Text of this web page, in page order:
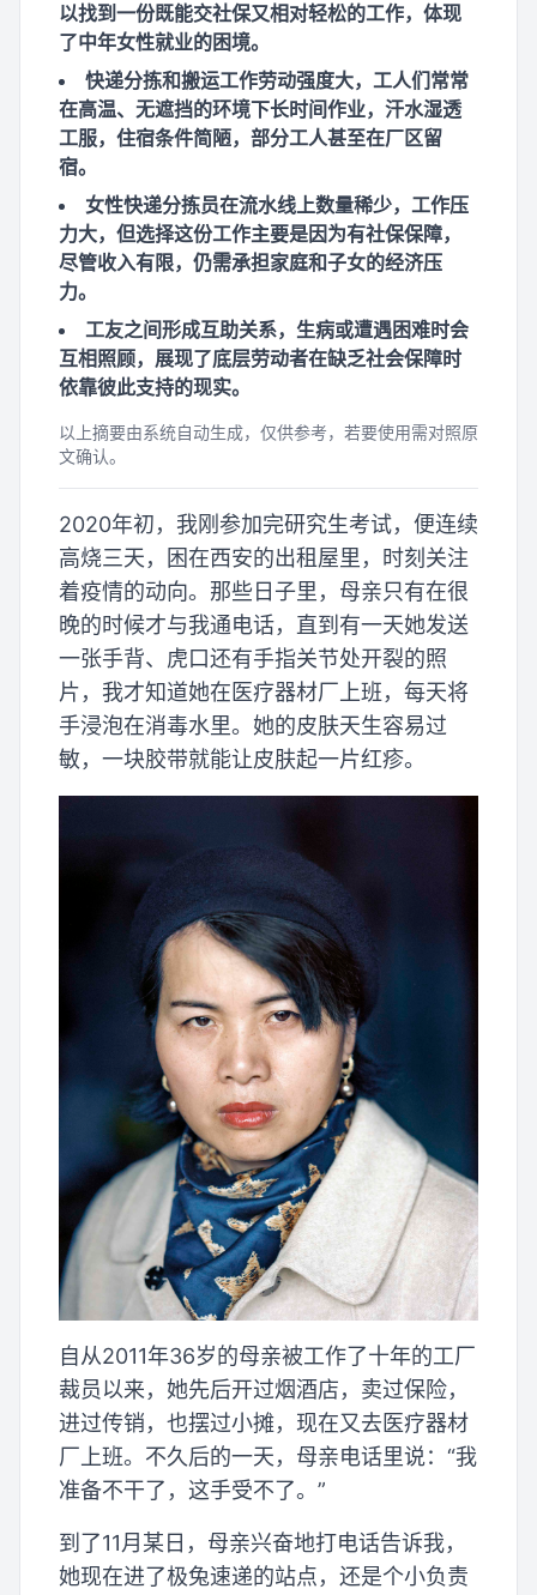
以找到一份既能交社保又相对轻松的工作，体现
了中年女性就业的困境。
快递分拣和搬运工作劳动强度大，工人们常常
在高温、无遮挡的环境下长时间作业，汗水湿透
工服，住宿条件简陋，部分工人甚至在厂区留
宿。
女性快递分拣员在流水线上数量稀少，工作压
力大，但选择这份工作主要是因为有社保保障，
尽管收入有限，仍需承担家庭和子女的经济压
力。
工友之间形成互助关系，生病或遭遇困难时会
互相照顾，展现了底层劳动者在缺乏社会保障时
依靠彼此支持的现实。
以上摘要由系统自动生成，仅供参考，若要使用需对照原
文确认。
2020年初，我刚参加完研究生考试，便连续
高烧三天，困在西安的出租屋里，时刻关注
着疫情的动向。那些日子里，母亲只有在很
晚的时候才与我通电话，直到有一天她发送
一张手背、虎口还有手指关节处开裂的照
片，我才知道她在医疗器材厂上班，每天将
手浸泡在消毒水里。她的皮肤天生容易过
敏，一块胶带就能让皮肤起一片红疹。
自从2011年36岁的母亲被工作了十年的工厂
裁员以来，她先后开过烟酒店，卖过保险，
进过传销，也摆过小摊，现在又去医疗器材
厂上班。不久后的一天，母亲电话里说：“我
准备不干了，这手受不了。”
到了11月某日，母亲兴奋地打电话告诉我，
她现在进了极兔速递的站点，还是个小负责